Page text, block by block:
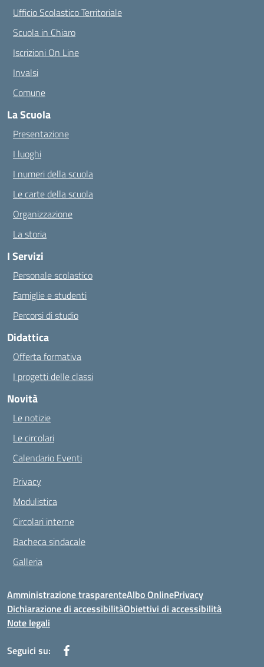
Ufficio Scolastico Territoriale
Scuola in Chiaro
Iscrizioni On Line
Invalsi
Comune
La Scuola
Presentazione
I luoghi
I numeri della scuola
Le carte della scuola
Organizzazione
La storia
I Servizi
Personale scolastico
Famiglie e studenti
Percorsi di studio
Didattica
Offerta formativa
I progetti delle classi
Novità
Le notizie
Le circolari
Calendario Eventi
Privacy
Modulistica
Circolari interne
Bacheca sindacale
Galleria
Amministrazione trasparenteAlbo OnlinePrivacy
Dichiarazione di accessibilitàObiettivi di accessibilità
Note legali
Seguici su: